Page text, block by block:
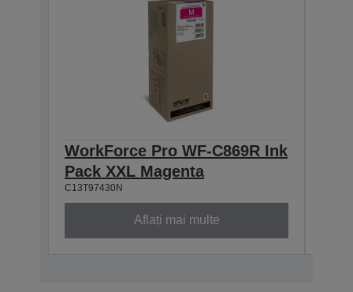
WorkForce Pro WF-C869R Ink
Pack XXL Magenta
C13T97430N
Aflați mai multe